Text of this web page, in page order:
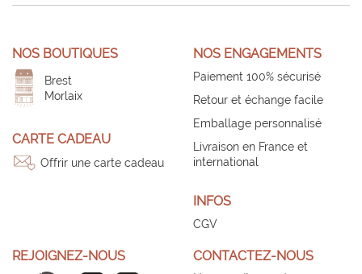
NOS BOUTIQUES
Brest
Morlaix
CARTE CADEAU
Offrir une carte cadeau
NOS ENGAGEMENTS
Paiement 100% sécurisé
Retour et échange facile
Emballage personnalisé
Livraison en France et
international
INFOS
CGV
REJOIGNEZ-NOUS CONTACTEZ-NOUS